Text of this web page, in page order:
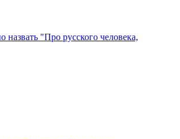
"Про русского человека,